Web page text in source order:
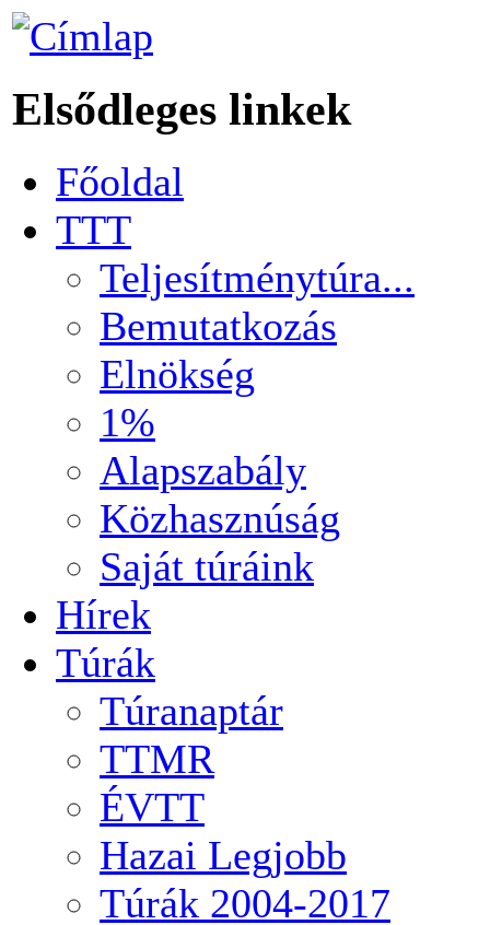
Elsődleges linkek
Főoldal
TTT
Teljesítménytúra...
Bemutatkozás
Elnökség
1%
Alapszabály
Közhasznúság
Saját túráink
Hírek
Túrák
Túranaptár
TTMR
ÉVTT
Hazai Legjobb
Túrák 2004-2017